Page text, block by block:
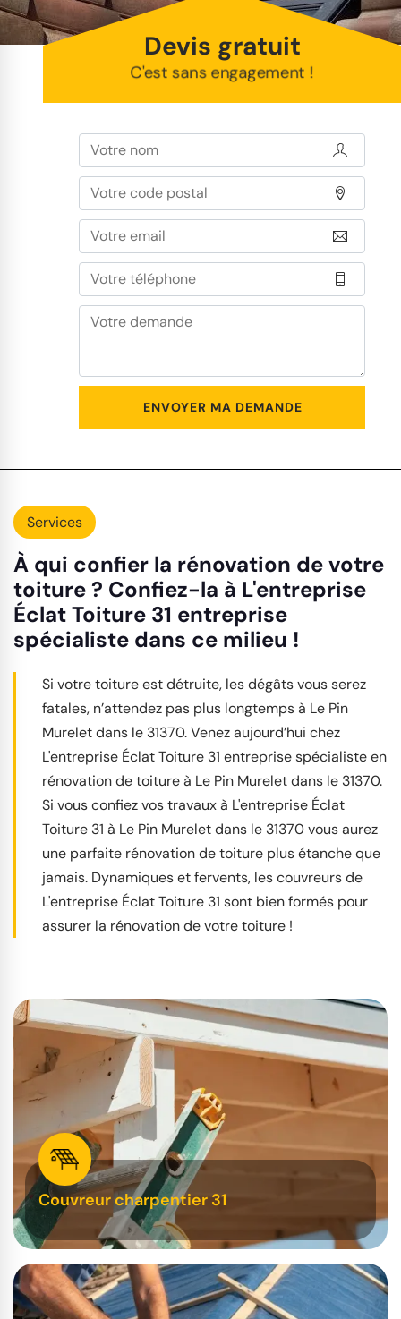
Devis gratuit
C'est sans engagement !
Services
À qui confier la rénovation de votre
toiture ? Confiez-la à L'entreprise
Éclat Toiture 31 entreprise
spécialiste dans ce milieu !
Si votre toiture est détruite, les dégâts vous serez
fatales, n’attendez pas plus longtemps à Le Pin
Murelet dans le 31370. Venez aujourd’hui chez
L'entreprise Éclat Toiture 31 entreprise spécialiste en
rénovation de toiture à Le Pin Murelet dans le 31370.
Si vous confiez vos travaux à L'entreprise Éclat
Toiture 31 à Le Pin Murelet dans le 31370 vous aurez
une parfaite rénovation de toiture plus étanche que
jamais. Dynamiques et fervents, les couvreurs de
L'entreprise Éclat Toiture 31 sont bien formés pour
assurer la rénovation de votre toiture !
Couvreur charpentier 31